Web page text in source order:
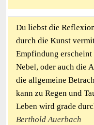
Du liebst die
durch die Kunst
Empfindung
Nebel, oder auch die
die allgemeine
kann zu Regen und
Leben wird grade
Berthold Auerbach